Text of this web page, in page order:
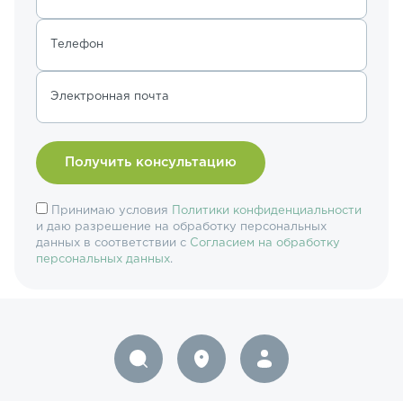
Телефон
Электронная почта
Принимаю условия
Политики конфиденциальности
и даю разрешение на обработку персональных
данных в соответствии с Согласием на обработку
персональных данных.